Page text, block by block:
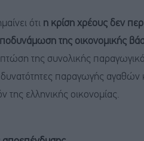
ότι η κρίση χρέους δεν
της οικονομικής
της συνολικής
δυνατότητες παραγωγής
της ελληνικής οικονομίας.